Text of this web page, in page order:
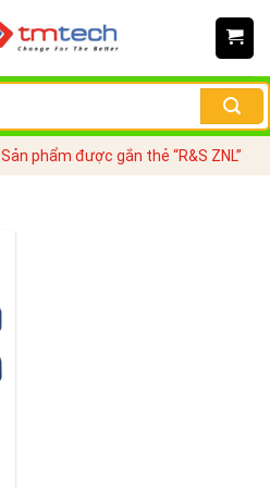
Sản phẩm được gắn thẻ “R&S ZNL”